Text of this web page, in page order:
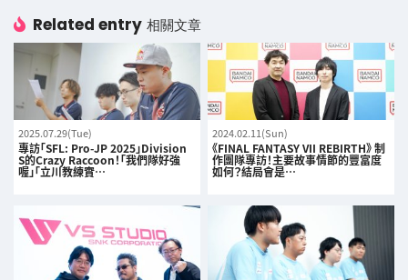
Related entry 相關文章
2025.07.29(Tue)
專訪「SFL: Pro-JP 2025」Division
S的Crazy Raccoon！「我們隊好強
喔」「立川教練實…
2024.02.11(Sun)
《FINAL FANTASY VII REBIRTH》 制
作團隊專訪！主要故事情節的豐富度
如何？結局會是…